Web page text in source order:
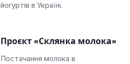
йогуртів в Україні.
Проєкт «Склянка молока»
Постачання молока в